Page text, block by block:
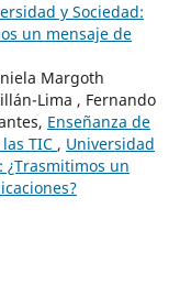
y Sociedad:
un mensaje de
Margoth
Lima , Fernando
Enseñanza de
TIC , Universidad
¿Trasmitimos un